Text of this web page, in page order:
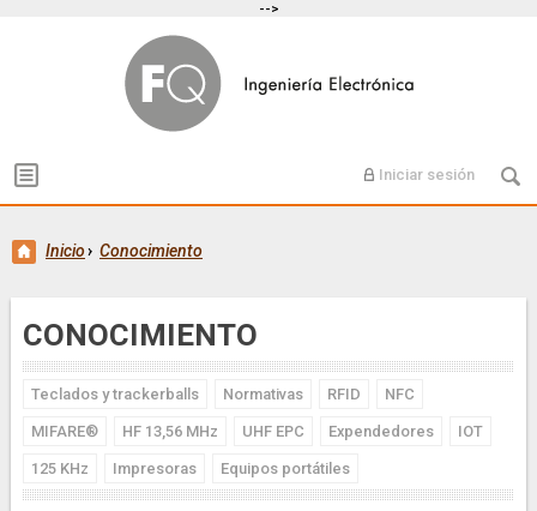
-->
Iniciar sesión
Inicio› Conocimiento
CONOCIMIENTO
Teclados y trackerballs Normativas RFID NFC
MIFARE® HF 13,56 MHz UHF EPC Expendedores IOT
125 KHz Impresoras Equipos portátiles